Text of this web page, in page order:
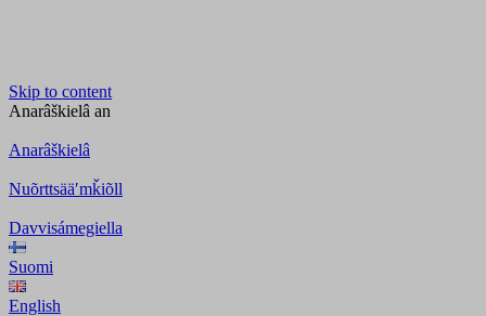
Skip to content
Anarâškielâ an
Anarâškielâ
Nuõrttsääʹmǩiõll
Davvisámegiella
Suomi
English